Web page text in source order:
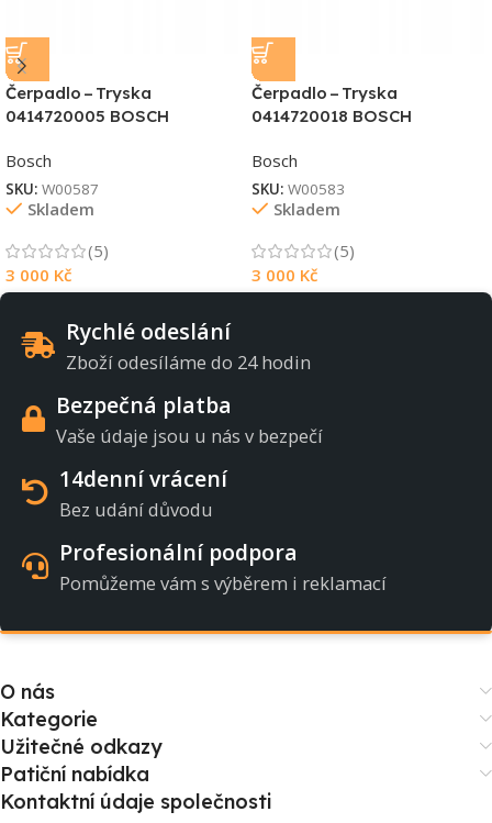
Čerpadlo – Tryska
0414720005 BOSCH
Bosch
SKU: W00587
Skladem
(5)
3 000 Kč
Čerpadlo – Tryska
0414720018 BOSCH
Bosch
SKU: W00583
Skladem
(5)
3 000 Kč
Rychlé odeslání
Zboží odesíláme do 24 hodin
Bezpečná platba
Vaše údaje jsou u nás v bezpečí
14denní vrácení
Bez udání důvodu
Profesionální podpora
Pomůžeme vám s výběrem i reklamací
O nás
Kategorie
Užitečné odkazy
Patiční nabídka
Kontaktní údaje společnosti